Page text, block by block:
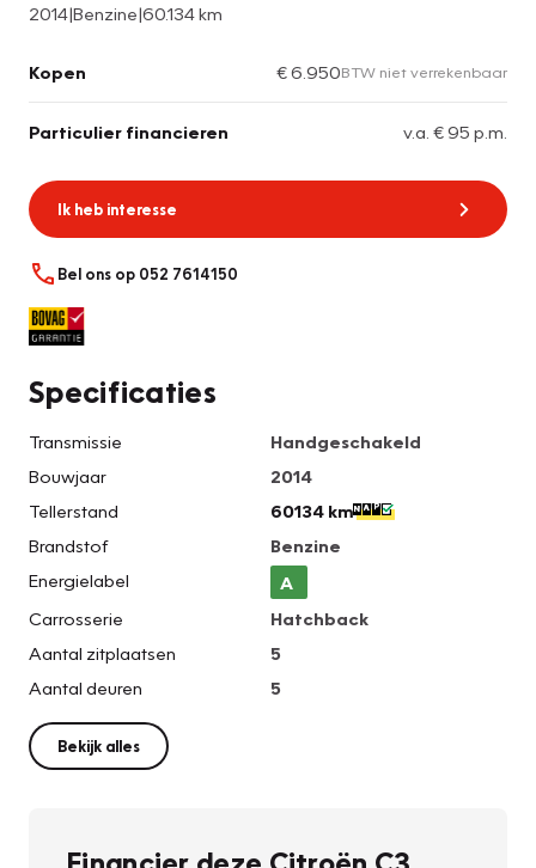
2014|Benzine|60.134 km
Kopen € 6.950BTW niet verrekenbaar
Particulier financieren v.a. € 95 p.m.
Ik heb interesse
Bel ons op 052 7614150
Specificaties
Transmissie
Handgeschakeld
Bouwjaar
2014
Tellerstand
60134 km
Brandstof
Benzine
Energielabel
A
Carrosserie
Hatchback
Aantal zitplaatsen
5
Aantal deuren
5
Bekijk alles